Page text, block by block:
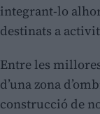
integrant-lo
destinats a
Entre les
d’una zona
construcció de